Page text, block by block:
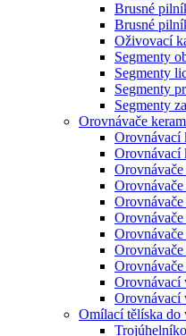
Brusné
Brusné
Oživovací
Segmenty
Segmenty
Segmenty
Segmenty
Orovnávače
Orovnávací
Orovnávací
Orovnávací
Orovnávací
Omílací tělíska do